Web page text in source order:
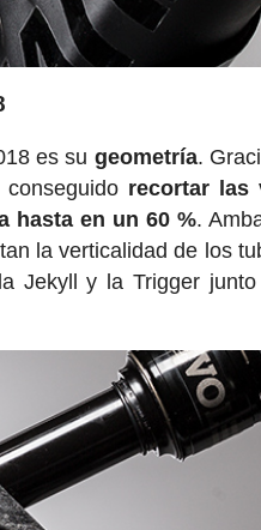
es su geometría.
recortar las
hasta en un 60 %.
la verticalidad de los
Jekyll y la Trigger